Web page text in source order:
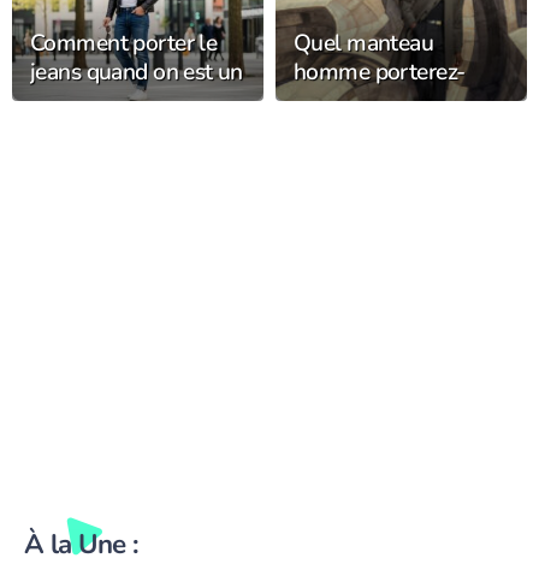
Comment porter le
jeans quand on est un
homme au quotidien
Quel manteau
homme porterez-
vous cet hiver ?
À la Une :